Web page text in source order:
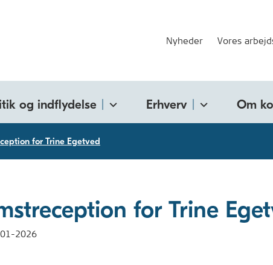
Nyheder Vores
og indflydelse Erhverv Om
for Trine Egetved
for Trine
2026